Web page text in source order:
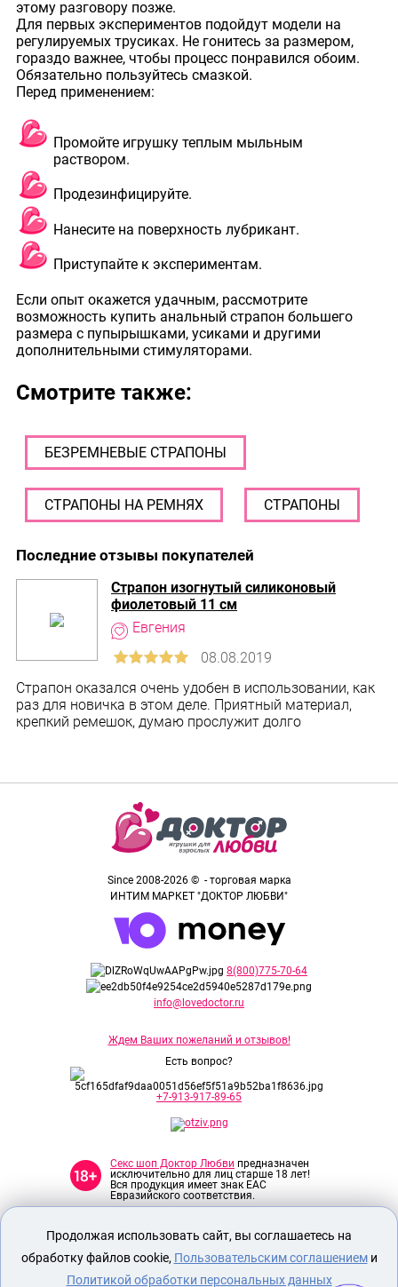
этому разговору позже.
Для первых экспериментов подойдут модели на
регулируемых трусиках. Не гонитесь за размером,
гораздо важнее, чтобы процесс понравился обоим.
Обязательно пользуйтесь смазкой.
Перед применением:
Промойте игрушку теплым мыльным
раствором.
Продезинфицируйте.
Нанесите на поверхность лубрикант.
Приступайте к экспериментам.
Если опыт окажется удачным, рассмотрите
возможность купить анальный страпон большего
размера с пупырышками, усиками и другими
дополнительными стимуляторами.
Смотрите также:
БЕЗРЕМНЕВЫЕ СТРАПОНЫ
СТРАПОНЫ НА РЕМНЯХ СТРАПОНЫ
Последние отзывы покупателей
Страпон изогнутый силиконовый
фиолетовый 11 см
Since 2008-2026 © - торговая марка
ИНТИМ МАРКЕТ "ДОКТОР ЛЮБВИ"
8(800)775-70-64
info@lovedoctor.ru
Ждем Ваших пожеланий и отзывов!
Есть вопрос?
+7-913-917-89-65
Секс шоп Доктор Любви предназначен
исключительно для лиц старше 18 лет!
Вся продукция имеет знак EAC
Евразийского соответствия.
О МАГАЗИНЕ
ОПЛАТА И ДОСТАВКА
Продолжая использовать сайт, вы соглашаетесь на
обработку файлов cookie, Пользовательским соглашениеми
Политикой обработки персональных данных